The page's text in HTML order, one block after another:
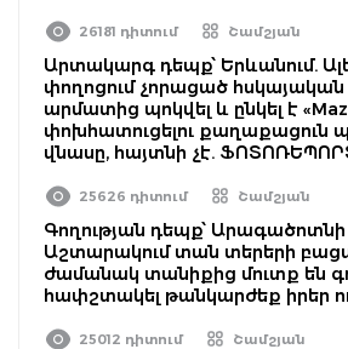
26181 դիտում Շամշյան
Արտակարգ դեպք՝ Երևանում.
փողոցում չորացած
արմատից պոկվել և ընկել է
փոխհատուցելու
վնասը, հայտնի չէ.
25626 դիտում Շամշյան
Գողության դեպք՝ Արագածոտնի
Աշտարակում տան տերերի
ժամանակ տանիքից մուտք են
հափշտակել թանկարժեք իրեր
25012 դիտում Շամշյան